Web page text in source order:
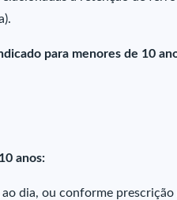
para menores de 10
anos:
dia, ou conforme prescrição